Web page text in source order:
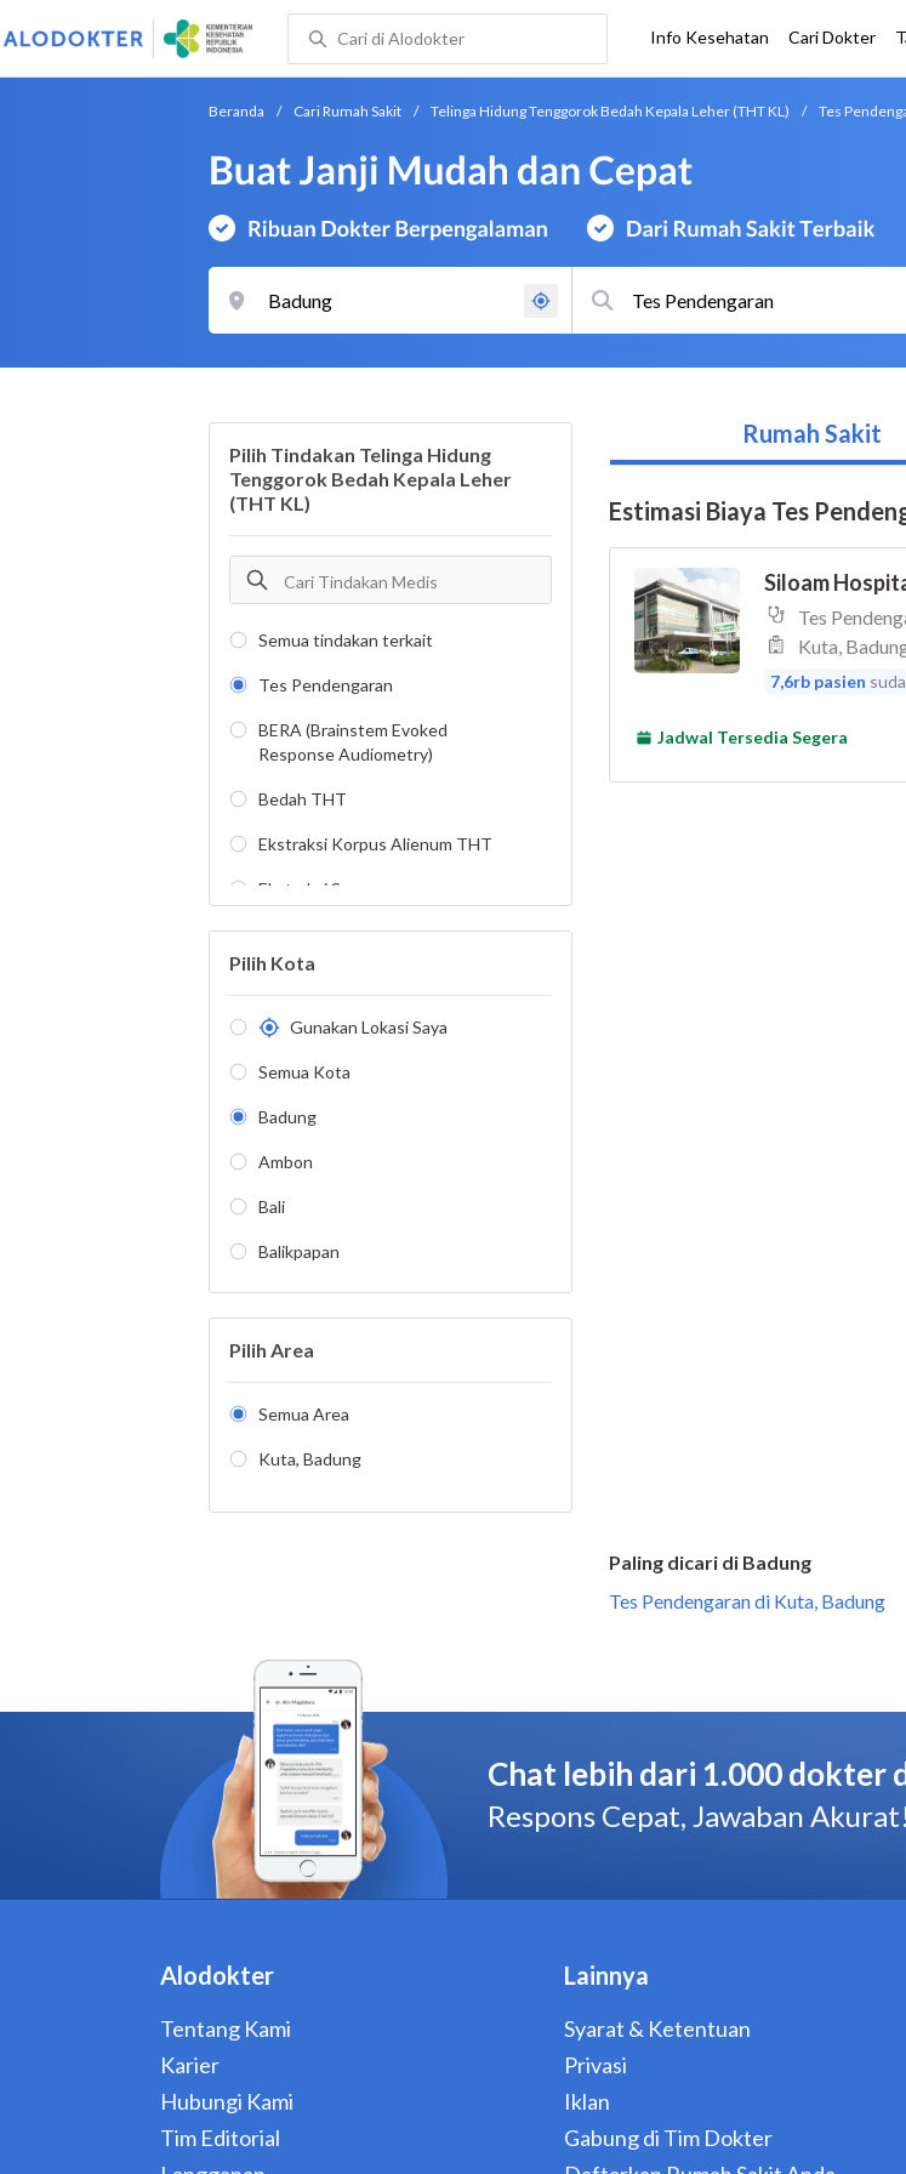
Paling dicari di Badung
Tes Pendengaran di Kuta, Badung